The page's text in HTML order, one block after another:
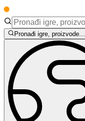
Pronađi igre, proizvode...